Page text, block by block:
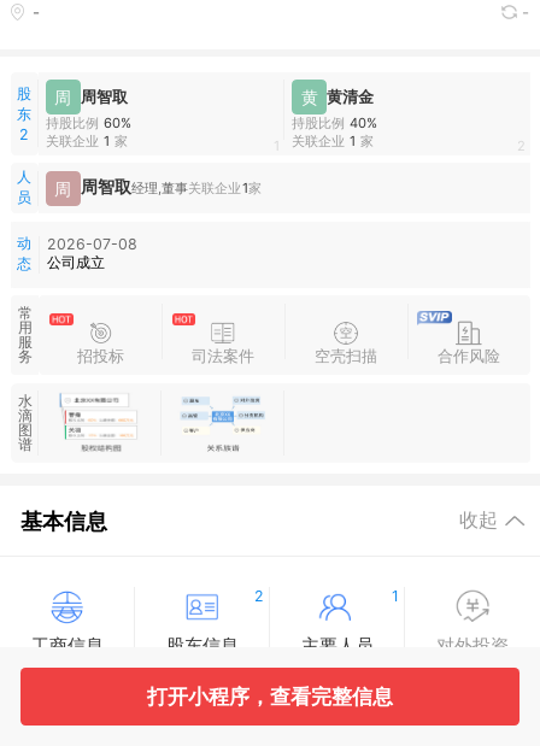
- -
股
东
2
周 周智取
持股比例 60%
关联企业 1 家 1
黄 黄清金
持股比例 40%
关联企业 1 家 2
人
员
周 周智取经理,董事关联企业1家
动
态
2026-07-08
公司成立
常
用
服
务
招投标 司法案件 空壳扫描 合作风险
水
滴
图
谱
基本信息 收起
工商信息
2
股东信息
1
主要人员 对外投资
打开小程序，查看完整信息